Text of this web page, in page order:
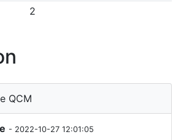
2
QCM
- 2022-10-27 12:01:05